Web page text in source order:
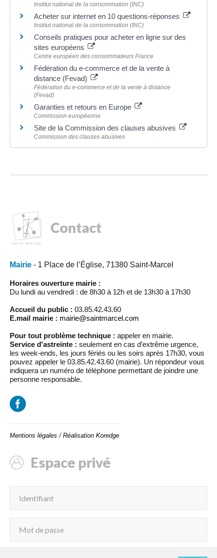
Institut national de la consommation (INC)
Acheter sur internet en 10 questions-réponses
Institut national de la consommation (INC)
Conseils pratiques pour acheter en ligne sur des
sites européens
Centre européen des consommateurs France
Fédération du e-commerce et de la vente à
distance (Fevad)
Fédération du e-commerce et de la vente à distance
(Fevad)
Garanties et retours en Europe
Commission européenne
Site de la Commission des clauses abusives
Commission des clauses abusives
Contact
Mairie - 1 Place de l’Église, 71380 Saint-Marcel
Horaires ouverture mairie :
Du lundi au vendredi : de 8h30 à 12h et de 13h30 à 17h30
Accueil du public : 03.85.42.43.60
E.mail mairie : mairie@saintmarcel.com
Pour tout problème technique : appeler en mairie.
Service d'astreinte : seulement en cas d’extrême urgence,
les week-ends, les jours fériés ou les soirs après 17h30, vous
pouvez appeler le 03.85.42.43.60 (mairie). Un répondeur vous
indiquera un numéro de téléphone permettant de joindre une
personne responsable.
Mentions légales / Réalisation Koredge
Espace privé